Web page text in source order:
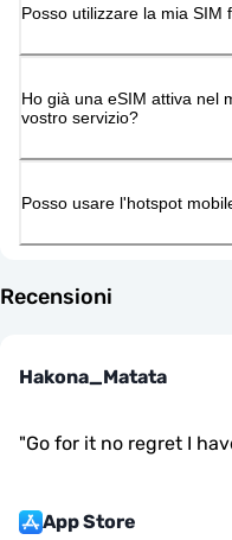
Posso utilizzare la mia SIM
Ho già una eSIM attiva nel
vostro servizio?
Posso usare l'hotspot
Recensioni
Hakona_Matata
"Go for it no regret I
App Store